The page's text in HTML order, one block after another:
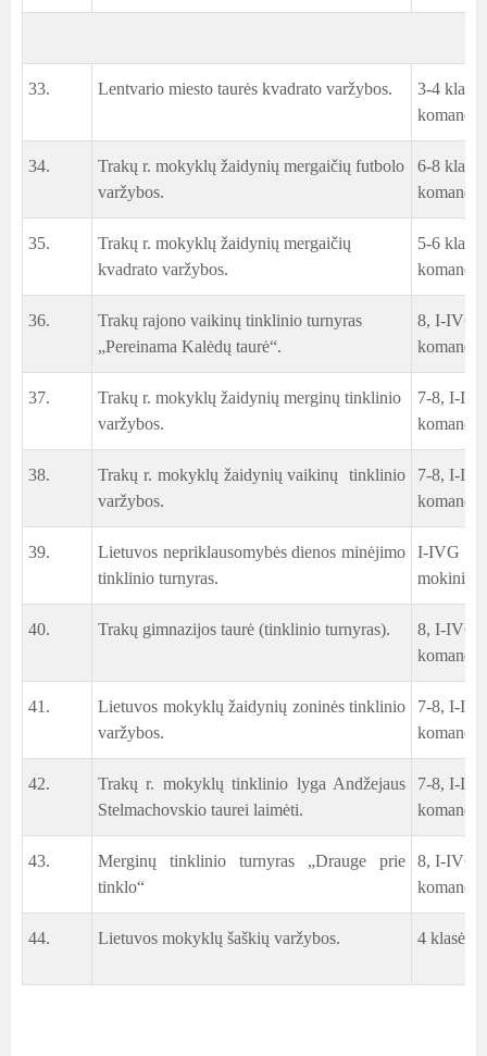
33. Lentvario miesto taurės kvadrato varžybos.
3-4
komanda
34.
Trakų r. mokyklų žaidynių mergaičių futbolo
varžybos.
6-8
komanda
35.
Trakų r. mokyklų žaidynių mergaičių
kvadrato varžybos.
5-6
komanda
36.
Trakų rajono vaikinų tinklinio turnyras
„Pereinama Kalėdų taurė“.
8, I-IVG
komanda
37.
Trakų r. mokyklų žaidynių merginų tinklinio
varžybos.
7-8, I-IIG
komanda
38.
Trakų r. mokyklų žaidynių vaikinų tinklinio
varžybos.
7-8, I-IIG
komanda
39.
Lietuvos nepriklausomybės dienos minėjimo
tinklinio turnyras.
I-IVG 7-
mokinių
40. Trakų gimnazijos taurė (tinklinio turnyras).
8, I-IVG
komanda
41.
Lietuvos mokyklų žaidynių zoninės tinklinio
varžybos.
7-8, I-IIG
komanda
42.
Trakų r. mokyklų tinklinio lyga Andžejaus
Stelmachovskio taurei laimėti.
7-8, I-IIG
komanda
43.
Merginų tinklinio turnyras „Drauge prie
tinklo“
8, I-IVG
komanda
44. Lietuvos mokyklų šaškių varžybos. 4 klasės